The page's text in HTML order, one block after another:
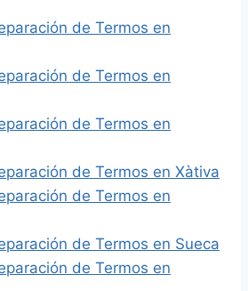
de Termos en
de Termos en
de Termos en
de Termos en Xàtiva
de Termos en
de Termos en Sueca
de Termos en